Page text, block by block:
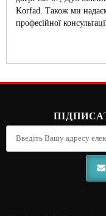
Korfad. Також ми
професійної